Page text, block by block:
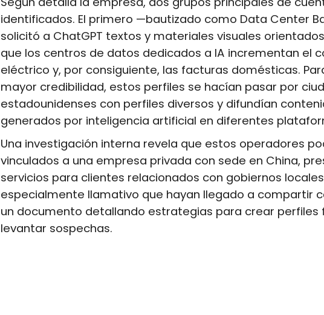
identificados. El primero —bautizado como Data Center
solicitó a ChatGPT textos y materiales visuales
que los centros de datos dedicados a IA incrementan el
eléctrico y, por consiguiente, las facturas domésticas.
mayor credibilidad, estos perfiles se hacían pasar por
estadounidenses con perfiles diversos y difundían
generados por inteligencia artificial en diferentes
Una investigación interna revela que estos operadores
vinculados a una empresa privada con sede en China,
servicios para clientes relacionados con gobiernos
especialmente llamativo que hayan llegado a compartir
un documento detallando estrategias para crear perfiles
levantar sospechas.